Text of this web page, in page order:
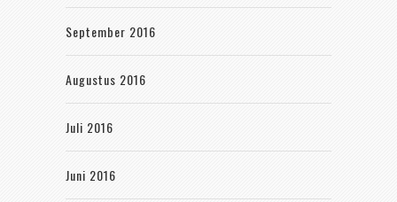
September 2016
Augustus 2016
Juli 2016
Juni 2016